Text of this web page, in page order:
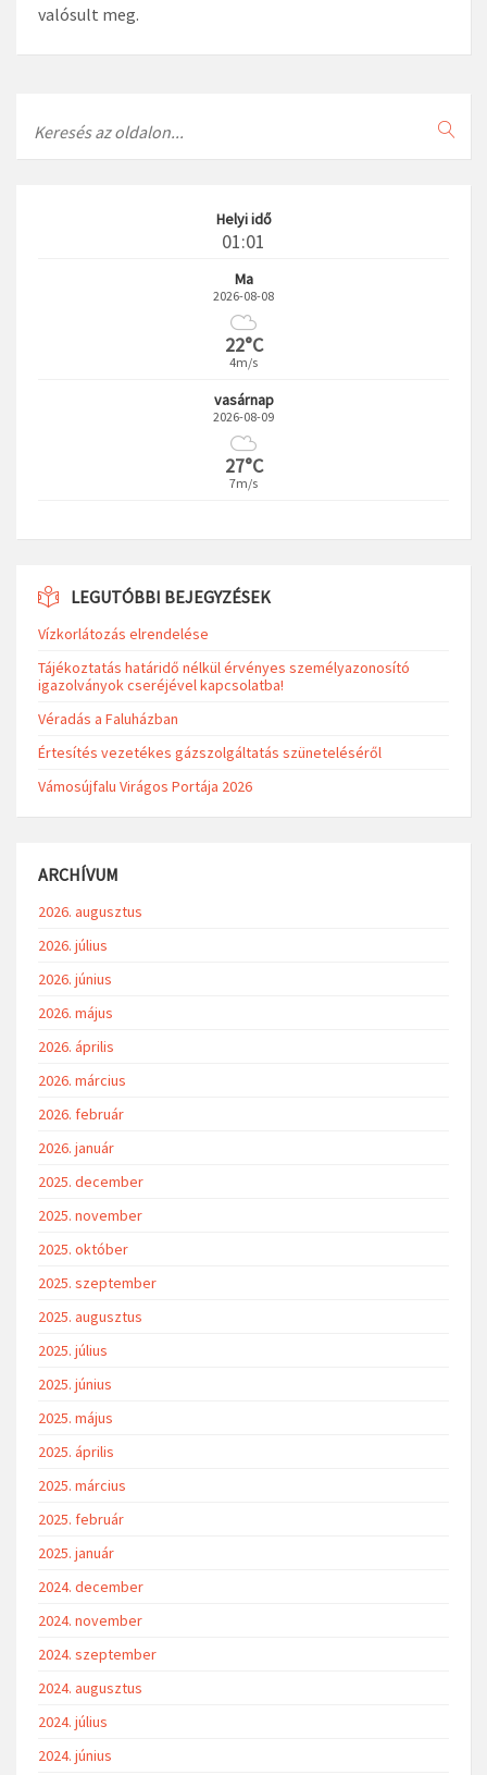
valósult meg.
Helyi idő
01:01
Ma
2026-08-08
22°C
4m/s
vasárnap
2026-08-09
27°C
7m/s
LEGUTÓBBI BEJEGYZÉSEK
Vízkorlátozás elrendelése
Tájékoztatás határidő nélkül érvényes személyazonosító
igazolványok cseréjével kapcsolatba!
Véradás a Faluházban
Értesítés vezetékes gázszolgáltatás szüneteléséről
Vámosújfalu Virágos Portája 2026
ARCHÍVUM
2026. augusztus
2026. július
2026. június
2026. május
2026. április
2026. március
2026. február
2026. január
2025. december
2025. november
2025. október
2025. szeptember
2025. augusztus
2025. július
2025. június
2025. május
2025. április
2025. március
2025. február
2025. január
2024. december
2024. november
2024. szeptember
2024. augusztus
2024. július
2024. június